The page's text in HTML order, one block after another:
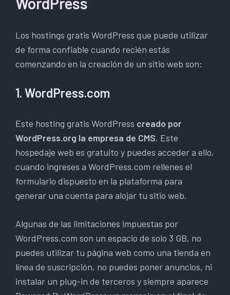
Los hostings gratis WordPress que puede utilizar
de forma confiable cuando recién estás
comenzando en la creación de un sitio web son:
1. WordPress.com
Este hosting gratis WordPress creado por
WordPress.org la empresa de CMS. Este
hospedaje web es gratuito y puedes acceder a ello,
cuando ingreses a WordPress.com rellenes el
formulario dispuesto en la plataforma para
generar una cuenta para alojar tu sitio web.
Algunas de las limitaciones impuestas por
WordPress.com son un espacio de solo 3 GB, no
puedes utilizar tu página web como una tienda en
línea de suscripción, no puedes poner anuncios, ni
instalar un plug-in de terceros y siempre aparece